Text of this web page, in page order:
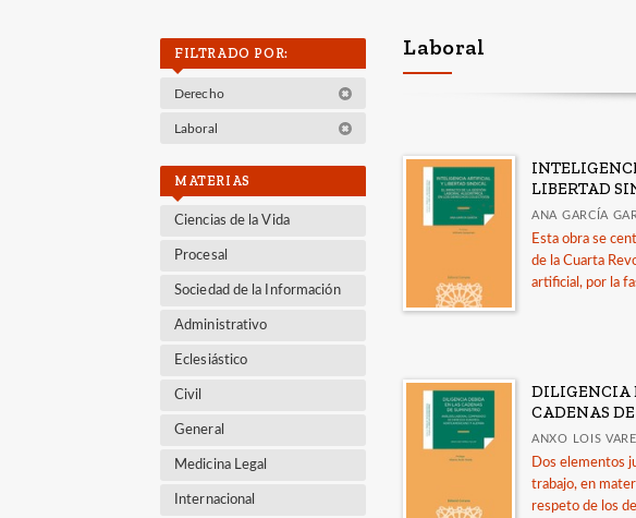
FILTRADO POR:
Derecho
Laboral
MATERIAS
Ciencias de la Vida
Procesal
Sociedad de la Información
Administrativo
Eclesiástico
Civil
General
Medicina Legal
Internacional
Laboral
LIBERTAD
ANA GARCÍA
Esta obra se
de la Cuarta
artificial, por la
DILIGENCIA
CADENAS
ANXO LOIS
Dos elementos
trabajo, en
respeto de los